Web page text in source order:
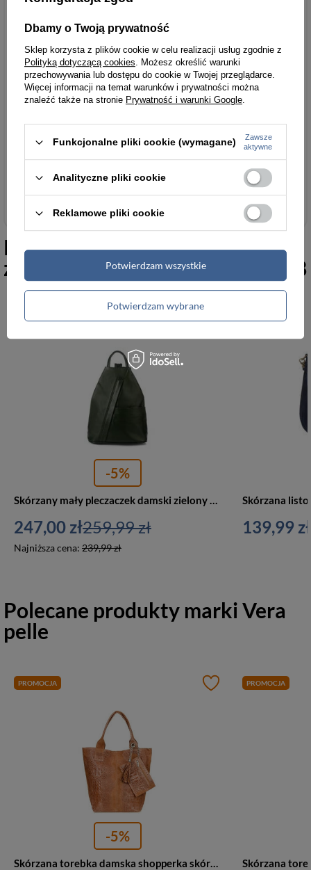
Parametry
Parametry bezpieczeństwa
Podmiot odpowiedzialny
za ten produkt na terenie
Łukasz Turyk
importEU Więcej
Podobne doSkórzana torebka
zamszowa worek czerwony W18
PROMOCJA
-5%
Skórzany mały pleczaczek damski zielony plecak miejski Vera Pelle T52
247,00 zł
Najniższa cena: 239,99 zł
259,99 zł 139,99 zł
Polecane produkty markiVera
pelle
PROMOCJA
-5%
Skórzana torebka damska shopperka skóra croco camel A4 Vera Pelle L94
PROMOCJA
Dbamy o Twoją prywatność
Sklep korzysta z plików cookie w celu realizacji usług zgodnie z
Polityką dotyczącą cookies. Możesz określić warunki
przechowywania lub dostępu do cookie w Twojej przeglądarce.
Więcej informacji na temat warunków i prywatności można
znaleźć także na stronie Prywatność i warunki Google.
Funkcjonalne pliki cookie (wymagane)
Zawsze
aktywne
Analityczne pliki cookie
Reklamowe pliki cookie
Potwierdzam wybrane
Potwierdzam wszystkie